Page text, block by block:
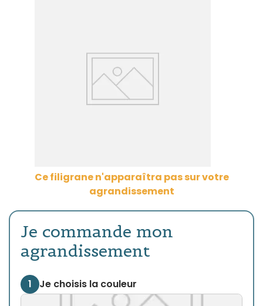
Ce filigrane n'apparaîtra pas sur votre
agrandissement
Je commande mon
agrandissement
1 Je choisis la couleur